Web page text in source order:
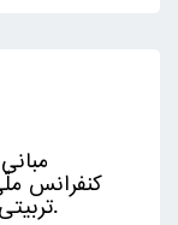
کنفرانس
تربیتی، دانشگاه هرمزگان، 30 آذر 1401.